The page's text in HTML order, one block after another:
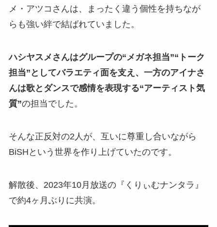
メ・アツコさんは、まったく違う個性を持ちなが
らも強い絆で結ばれていました。
ハシヤスメさんはグループの“メガネ担当”“トーク
担当”としてバラエティ面を支え、一方のアイナさ
んは歌とダンスで感情を表現する“アーティスト気
質”の担当でした。
そんな正反対の2人が、互いに尊重し合いながら
BiSHという世界を作り上げていたのです。
解散後、2023年10月放送の『くりぃむナンタラ』
で約4ヶ月ぶりに共演。